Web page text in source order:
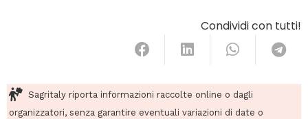
Condividi con tutti!
Sagritaly riporta informazioni raccolte online o dagli
organizzatori, senza garantire eventuali variazioni di date o